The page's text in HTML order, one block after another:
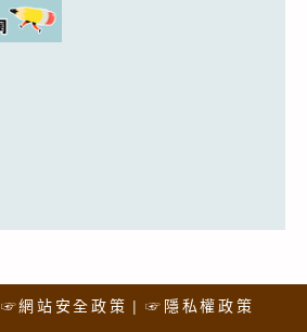
☞網站安全政策 ☞隱私權政策